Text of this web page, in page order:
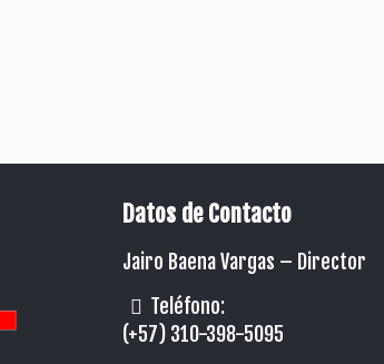
Datos de Contacto
Jairo Baena Vargas – Director
Teléfono:
(+57) 310-398-5095